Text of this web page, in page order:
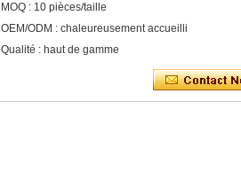
MOQ : 10 pièces/taille
OEM/ODM : chaleureusement accueilli
Qualité : haut de gamme